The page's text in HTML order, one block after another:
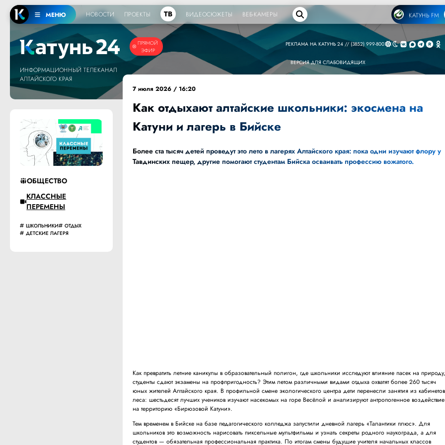
МЕНЮ НОВОСТИ ПРОЕКТЫ ТВ ВИДЕОСЮЖЕТЫ ВЕБ-КАМЕРЫ КАТУНЬ FM
ПРЯМОЙ
ЭФИР
ИНФОРМАЦИОННЫЙ ТЕЛЕКАНАЛ
АЛТАЙСКОГО КРАЯ
РЕКЛАМА НА КАТУНЬ 24 // (3852) 999-800
ВЕРСИЯ ДЛЯ СЛАБОВИДЯЩИХ
ОБЩЕСТВО
КЛАССНЫЕ
ПЕРЕМЕНЫ
ШКОЛЬНИКИ
ОТДЫХ
ДЕТСКИЕ ЛАГЕРЯ
7 июля 2026 / 16:20
Как отдыхают алтайские школьники: экосмена на
Катуни и лагерь в Бийске
Более ста тысяч детей проведут это лето в лагерях Алтайского края: пока одни изучают флору у
Тавдинских пещер, другие помогают студентам Бийска осваивать профессию вожатого.
Как превратить летние каникулы в образовательный полигон, где школьники исследуют влияние пасек на
студенты сдают экзамены на профпригодность? Этим летом различными видами отдыха охватят более 260 тысяч
юных жителей Алтайского края. В профильной смене экологического центра дети перенесли занятия из
леса: шестьдесят лучших учеников изучают насекомых на горе Весёлой и анализируют антропогенное воздействие
на территорию «Бирюзовой Катуни».
Тем временем в Бийске на базе педагогического колледжа запустили дневной лагерь «Талантики плюс». Для
школьников это возможность нарисовать пиксельные мультфильмы и узнать секреты родного наукограда, а для
студентов — обязательная профессиональная практика. По итогам смены будущие учителя начальных классов